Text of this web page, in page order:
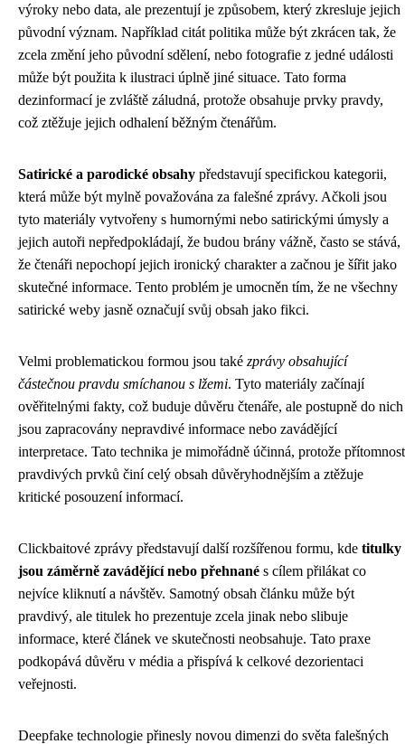
výroky nebo data, ale prezentují je způsobem, který zkresluje jejich
původní význam. Například citát politika může být zkrácen tak, že
zcela změní jeho původní sdělení, nebo fotografie z jedné události
může být použita k ilustraci úplně jiné situace. Tato forma
dezinformací je zvláště záludná, protože obsahuje prvky pravdy,
což ztěžuje jejich odhalení běžným čtenářům.
Satirické a parodické obsahy představují specifickou kategorii,
která může být mylně považována za falešné zprávy. Ačkoli jsou
tyto materiály vytvořeny s humornými nebo satirickými úmysly a
jejich autoři nepředpokládají, že budou brány vážně, často se stává,
že čtenáři nepochopí jejich ironický charakter a začnou je šířit jako
skutečné informace. Tento problém je umocněn tím, že ne všechny
satirické weby jasně označují svůj obsah jako fikci.
Velmi problematickou formou jsou také zprávy obsahující
částečnou pravdu smíchanou s lžemi. Tyto materiály začínají
ověřitelnými fakty, což buduje důvěru čtenáře, ale postupně do nich
jsou zapracovány nepravdivé informace nebo zavádějící
interpretace. Tato technika je mimořádně účinná, protože přítomnost
pravdivých prvků činí celý obsah důvěryhodnějším a ztěžuje
kritické posouzení informací.
Clickbaitové zprávy představují další rozšířenou formu, kde titulky
jsou záměrně zavádějící nebo přehnané s cílem přilákat co
nejvíce kliknutí a návštěv. Samotný obsah článku může být
pravdivý, ale titulek ho prezentuje zcela jinak nebo slibuje
informace, které článek ve skutečnosti neobsahuje. Tato praxe
podkopává důvěru v média a přispívá k celkové dezorientaci
veřejnosti.
Deepfake technologie přinesly novou dimenzi do světa falešných